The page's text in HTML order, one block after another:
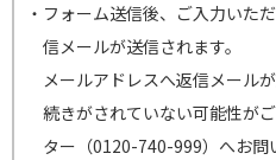
・フォーム送信後、ご入力いた
信メールが送信されます。
メールアドレスへ返信メール
続きがされていない可能性が
ター（0120-740-999）へお問